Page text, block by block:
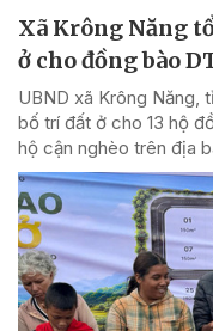
Xã Krông Năng
ở cho đồng bào
UBND xã Krông Năng,
bố trí đất ở cho 13 hộ
hộ cận nghèo trên địa